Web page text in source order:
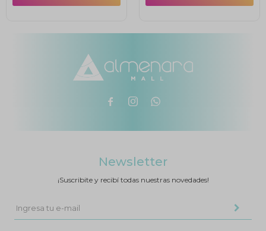
  
Newsletter
¡Suscribite y recibí todas nuestras novedades!